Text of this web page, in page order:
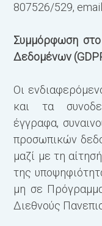
807526/529,
Συμμόρφωση στο
Δεδομένων
Οι
και τα
έγγραφα,
προσωπικών
μαζί με τη
της
μη σε
Διεθνούς